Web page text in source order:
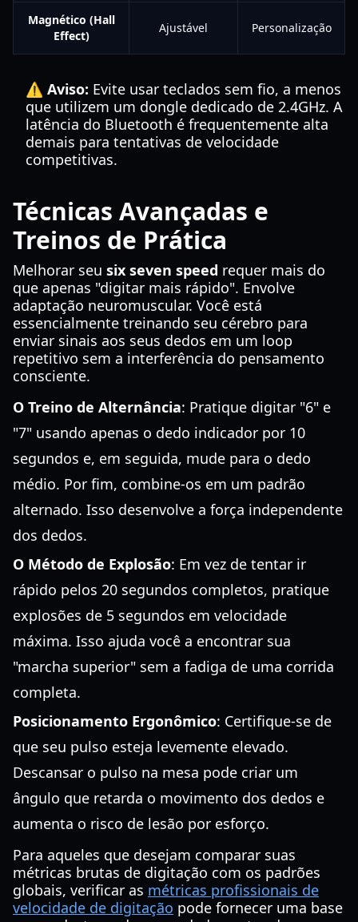
Magnético (Hall
Effect)
Ajustável Personalização
⚠️ Aviso: Evite usar teclados sem fio, a menos
que utilizem um dongle dedicado de 2.4GHz. A
latência do Bluetooth é frequentemente alta
demais para tentativas de velocidade
competitivas.
Técnicas Avançadas e
Treinos de Prática
Melhorar seu six seven speed requer mais do
que apenas "digitar mais rápido". Envolve
adaptação neuromuscular. Você está
essencialmente treinando seu cérebro para
enviar sinais aos seus dedos em um loop
repetitivo sem a interferência do pensamento
consciente.
O Treino de Alternância: Pratique digitar "6" e
"7" usando apenas o dedo indicador por 10
segundos e, em seguida, mude para o dedo
médio. Por fim, combine-os em um padrão
alternado. Isso desenvolve a força independente
dos dedos.
O Método de Explosão: Em vez de tentar ir
rápido pelos 20 segundos completos, pratique
explosões de 5 segundos em velocidade
máxima. Isso ajuda você a encontrar sua
"marcha superior" sem a fadiga de uma corrida
completa.
Posicionamento Ergonômico: Certifique-se de
que seu pulso esteja levemente elevado.
Descansar o pulso na mesa pode criar um
ângulo que retarda o movimento dos dedos e
aumenta o risco de lesão por esforço.
Para aqueles que desejam comparar suas
métricas brutas de digitação com os padrões
globais, verificar as métricas profissionais de
velocidade de digitação pode fornecer uma base